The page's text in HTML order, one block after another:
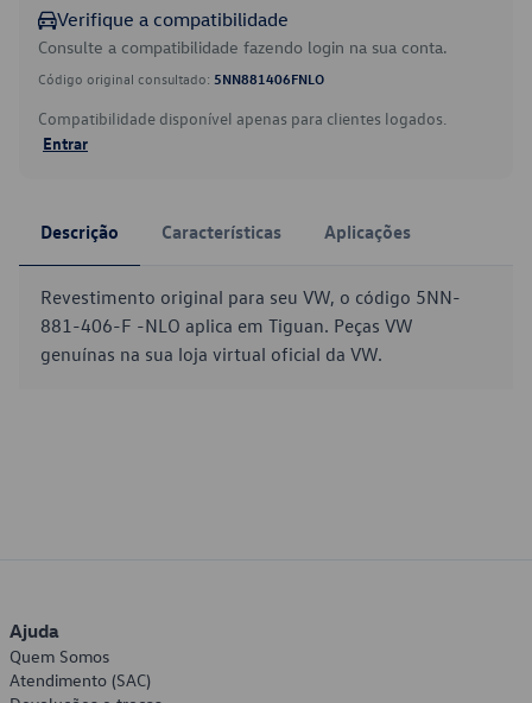
Verifique a compatibilidade
Consulte a compatibilidade fazendo login na sua conta.
Código original consultado: 5NN881406FNLO
Compatibilidade disponível apenas para clientes logados.
Entrar
Descrição Características Aplicações
Revestimento original para seu VW, o código 5NN-
881-406-F -NLO aplica em Tiguan. Peças VW
genuínas na sua loja virtual oficial da VW.
Ajuda
Quem Somos
Atendimento (SAC)